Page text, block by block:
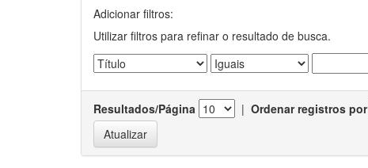
Adicionar filtros:
Utilizar filtros para refinar o resultado de busca.
Resultados/Página | Ordenar registros por